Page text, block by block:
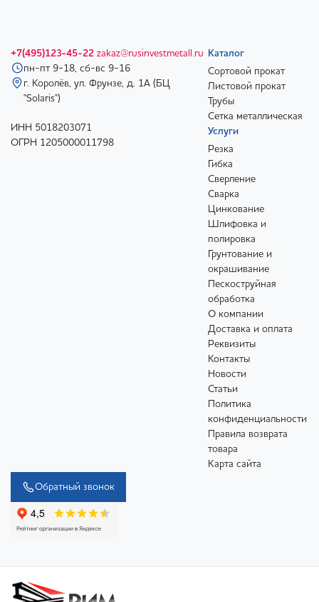
+7(495)123-45-22 zakaz@rusinvestmetall.ru
пн-пт 9-18, сб-вс 9-16
г. Королёв, ул. Фрунзе, д. 1А (БЦ
"Solaris")
ИНН 5018203071
ОГРН 1205000011798
Каталог
Сортовой прокат
Листовой прокат
Трубы
Сетка металлическая
Услуги
Резка
Гибка
Сверление
Сварка
Цинкование
Шлифовка и
полировка
Грунтование и
окрашивание
Пескоструйная
обработка
О компании
Доставка и оплата
Реквизиты
Контакты
Новости
Статьи
Политика
конфиденциальности
Правила возврата
товара
Карта сайта
Обратный звонок